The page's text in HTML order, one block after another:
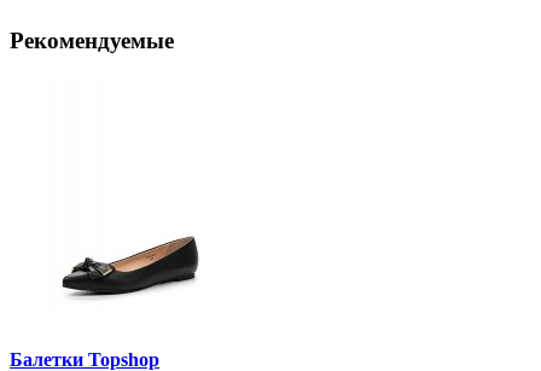
Рекомендуемые
Балетки Topshop